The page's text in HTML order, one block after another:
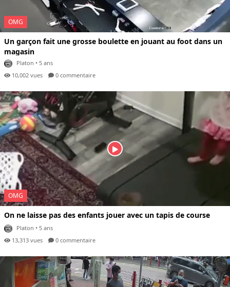
OMG
Un garçon fait une grosse boulette en jouant au foot dans un
magasin
Platon • 5 ans
10,002 vues
0 commentaire
OMG
On ne laisse pas des enfants jouer avec un tapis de course
Platon • 5 ans
13,313 vues
0 commentaire